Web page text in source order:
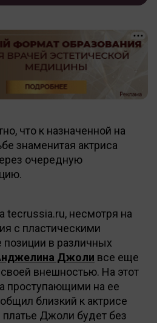
что к назначенной на
знаменитая актриса
очередную
tecrussia.ru, несмотря на
с пластическими
позиции в различных
Джоли все еще
внешностью. На этот
проступающими на ее
близкий к актрисе
платье Джоли будет без